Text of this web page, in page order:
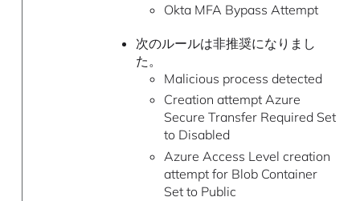
Okta MFA Bypass Attempt
次のルールは非推奨になりまし
た。
Malicious process detected
Creation attempt Azure
Secure Transfer Required Set
to Disabled
Azure Access Level creation
attempt for Blob Container
Set to Public